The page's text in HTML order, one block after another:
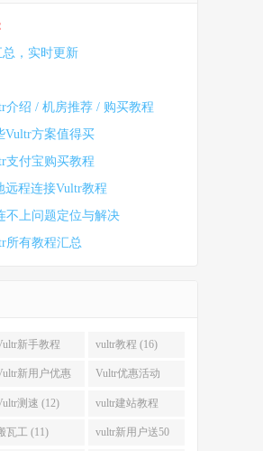
，实时更新
介绍 / 机房推荐 / 购买教程
Vultr方案值得买
支付宝购买教程
远程连接Vultr教程
不上问题定位与解决
所有教程汇总
新手教程 vultr教程 (16)
新用户优惠 Vultr优惠活动
(13)
测速 (12) vultr建站教程
(12)
瓦工 (11) vultr新用户送50